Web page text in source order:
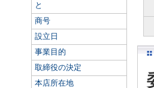
と
商号
設立日
事業目的
取締役の決定
本店所在地